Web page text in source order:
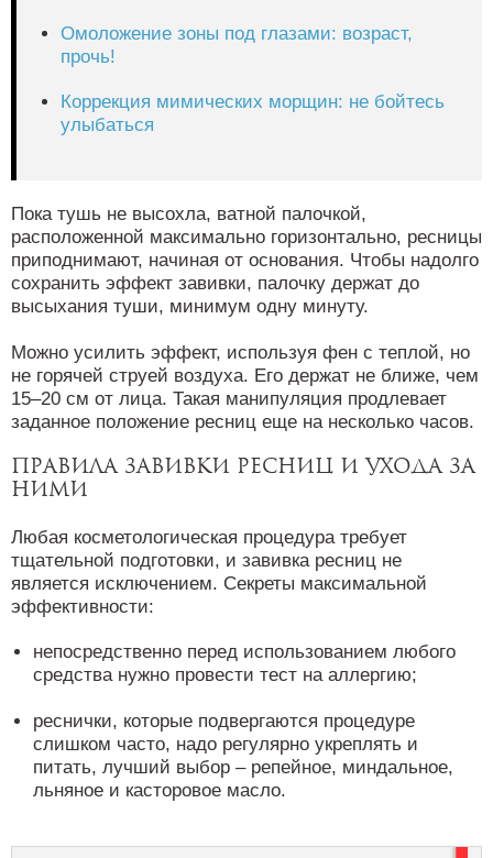
Омоложение зоны под глазами: возраст,
прочь!
Коррекция мимических морщин: не бойтесь
улыбаться
Пока тушь не высохла, ватной палочкой,
расположенной максимально горизонтально, ресницы
приподнимают, начиная от основания. Чтобы надолго
сохранить эффект завивки, палочку держат до
высыхания туши, минимум одну минуту.
Можно усилить эффект, используя фен с теплой, но
не горячей струей воздуха. Его держат не ближе, чем
15–20 см от лица. Такая манипуляция продлевает
заданное положение ресниц еще на несколько часов.
Правила завивки ресниц и ухода за
ними
Любая косметологическая процедура требует
тщательной подготовки, и завивка ресниц не
является исключением. Секреты максимальной
эффективности:
непосредственно перед использованием любого
средства нужно провести тест на аллергию;
реснички, которые подвергаются процедуре
слишком часто, надо регулярно укреплять и
питать, лучший выбор – репейное, миндальное,
льняное и касторовое масло.